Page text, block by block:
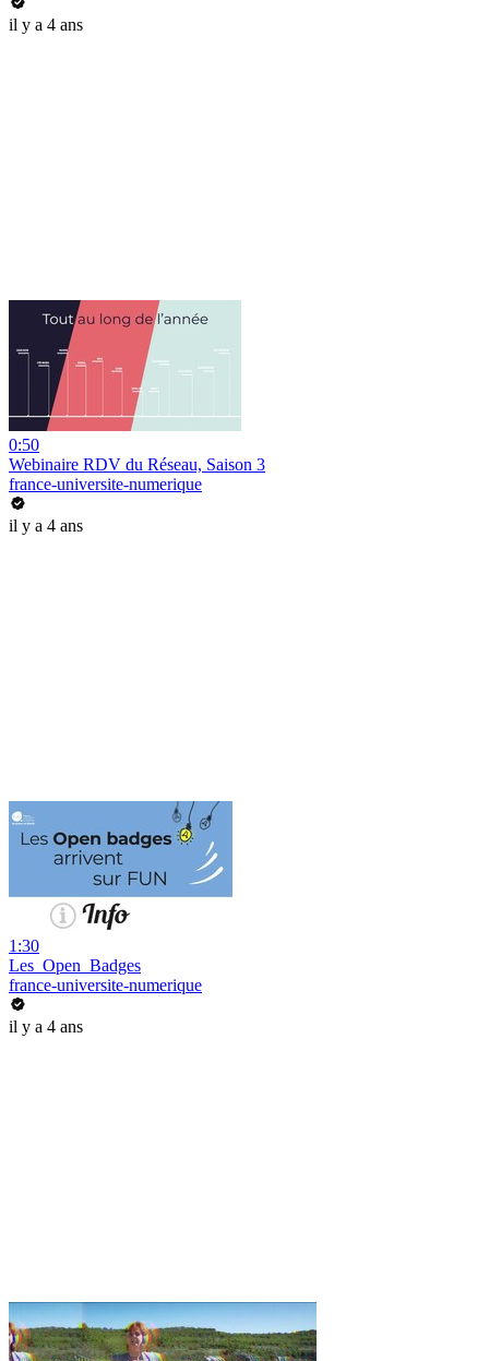
il y a 4 ans
0:50
Webinaire RDV du Réseau, Saison 3
france-universite-numerique
il y a 4 ans
1:30
Les_Open_Badges
france-universite-numerique
il y a 4 ans